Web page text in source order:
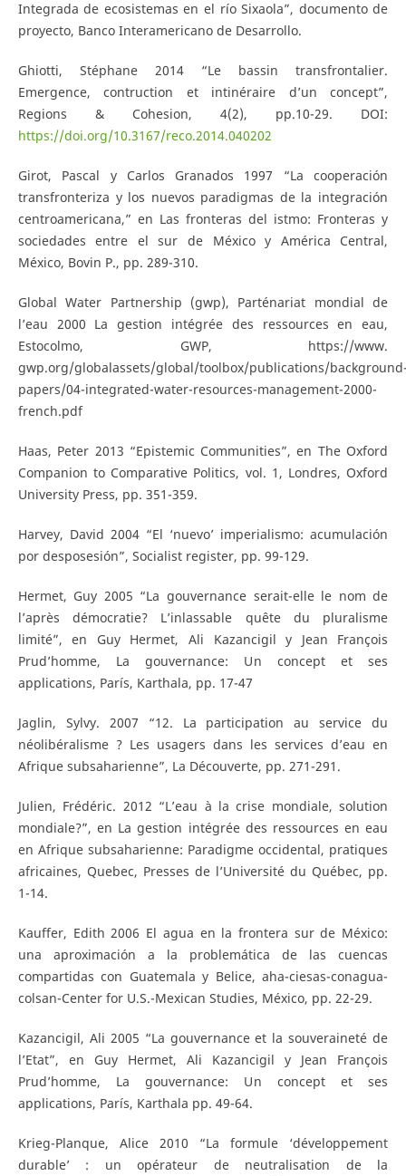
Integrada de ecosistemas en el río Sixaola”, documento de
proyecto, Banco Interamericano de Desarrollo.
Ghiotti, Stéphane 2014 “Le bassin transfrontalier.
Emergence, contruction et intinéraire d’un concept”,
Regions & Cohesion, 4(2), pp.10-29. DOI:
https://doi.org/10.3167/reco.2014.040202
Girot, Pascal y Carlos Granados 1997 “La cooperación
transfronteriza y los nuevos paradigmas de la integración
centroamericana,” en Las fronteras del istmo: Fronteras y
sociedades entre el sur de México y América Central,
México, Bovin P., pp. 289-310.
Global Water Partnership (gwp), Parténariat mondial de
l’eau 2000 La gestion intégrée des ressources en eau,
Estocolmo, GWP, https://www.
gwp.org/globalassets/global/toolbox/publications/
papers/04-integrated-water-resources-management-2000-
french.pdf
Haas, Peter 2013 “Epistemic Communities”, en The Oxford
Companion to Comparative Politics, vol. 1, Londres, Oxford
University Press, pp. 351-359.
Harvey, David 2004 “El ‘nuevo’ imperialismo: acumulación
por desposesión”, Socialist register, pp. 99-129.
Hermet, Guy 2005 “La gouvernance serait-elle le nom de
l’après démocratie? L’inlassable quête du pluralisme
limité”, en Guy Hermet, Ali Kazancigil y Jean François
Prud’homme, La gouvernance: Un concept et ses
applications, París, Karthala, pp. 17-47
Jaglin, Sylvy. 2007 “12. La participation au service du
néolibéralisme ? Les usagers dans les services d’eau en
Afrique subsaharienne”, La Découverte, pp. 271-291.
Julien, Frédéric. 2012 “L’eau à la crise mondiale, solution
mondiale?”, en La gestion intégrée des ressources en eau
en Afrique subsaharienne: Paradigme occidental, pratiques
africaines, Quebec, Presses de l’Université du Québec, pp.
1-14.
Kauffer, Edith 2006 El agua en la frontera sur de México:
una aproximación a la problemática de las cuencas
compartidas con Guatemala y Belice, aha-ciesas-conagua-
colsan-Center for U.S.-Mexican Studies, México, pp. 22-29.
Kazancigil, Ali 2005 “La gouvernance et la souveraineté de
l’Etat”, en Guy Hermet, Ali Kazancigil y Jean François
Prud’homme, La gouvernance: Un concept et ses
applications, París, Karthala pp. 49-64.
Krieg-Planque, Alice 2010 “La formule ‘développement
durable’ : un opérateur de neutralisation de la